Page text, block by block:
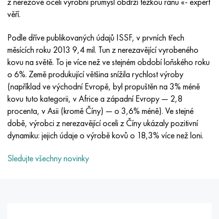
věří.
Podle dříve publikovaných údajů ISSF, v prvních třech
měsících roku 2013 9,4 mil. Tun z nerezavějící vyrobeného
kovu na světě. To je více než ve stejném období loňského roku
o 6%. Země produkující většina snížila rychlost výroby
(například ve východní Evropě, byl propuštěn na 3% méně
kovu tuto kategorii, v Africe a západní Evropy — 2,8
procenta, v Asii (kromě Číny) — o 3,6% méně). Ve stejné
době, výrobci z nerezavějící oceli z Číny ukázaly pozitivní
dynamiku: jejich údaje o výrobě kovů o 18,3% více než loni.
Sledujte všechny novinky
Inotherm
Jette M152
Kobalt 6B
maraging 250
René 41
47ND
49 KF
49K2F, 49K2FA-VI
Slitina 50N
Slitina 50NP
HN62VMYUT
HN63 MB
XN65VM
KhN65VMTYu
KhN67MVTYu
VT-35
PT-3V
PT-7M
2B
SPT-2 sv
1.4466 - AISI 310MoLn
15-7Ph® - 1,4532
PH 13-8 Po - 1,4534
1,4542 - 17-4Ph®
Custom 455® - 1.4543 - uns s45500
10X17H13M3T
11X11N2V2MF
12Х18Н9Т
13X11N2V2MF
15x11mf
2,0872, CuNi10Fe1Mn, Cw352h
CW301G, C64200
křemíkový bronz
C65500, CuAl11Fe3
C65620, CuSi3Fe2Zn3
Červená mosaz
C83600, CuSn5ZnPb
45G2, 45g2, AISI 1144
10g2, 10g2, AISI 1513
12X2H4A, 15NiCr13, 1,5752
AC14, 11SMnPb30
20G, 20mn5
Р6М5, 1.3343, hs6-5-2, sw7m
R6M5F3, 1,3344, hs6-5-3
Р9М4К8,1,3207
R12F3, 1,3318, sw12
P18, 1,3355, hs18-0-1, sw18